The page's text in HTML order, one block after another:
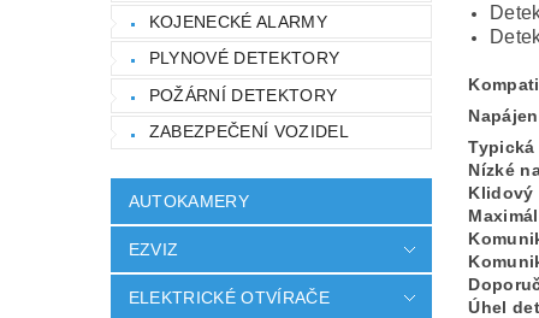
KOJENECKÉ ALARMY
PLYNOVÉ DETEKTORY
POŽÁRNÍ DETEKTORY
ZABEZPEČENÍ VOZIDEL
AUTOKAMERY
EZVIZ
ELEKTRICKÉ OTVÍRAČE
Nízké
Klidový
Úhel